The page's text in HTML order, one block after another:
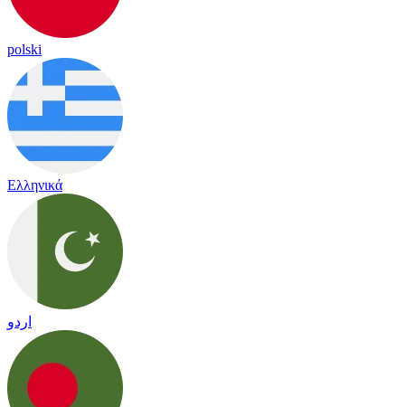
polski
Ελληνικά
اردو